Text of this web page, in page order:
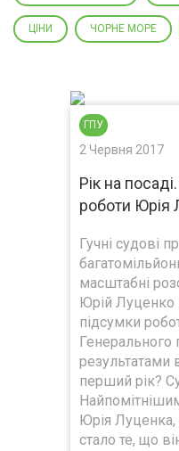
ЦІНИ ЧОРНЕ МОРЕ
ГПУ
2 Червня 2017
Рік на
роботи Юрія
Гучні судові
масштабні
Юрій Луценко
підсумки
результатами
перший рік?
Юрія Луценка,
стало те, що